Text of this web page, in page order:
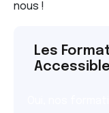
nous !
Les